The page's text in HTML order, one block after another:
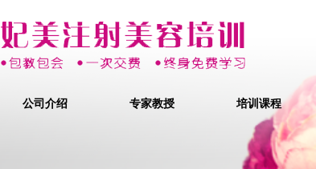
公司介绍 专家教授 培训课程